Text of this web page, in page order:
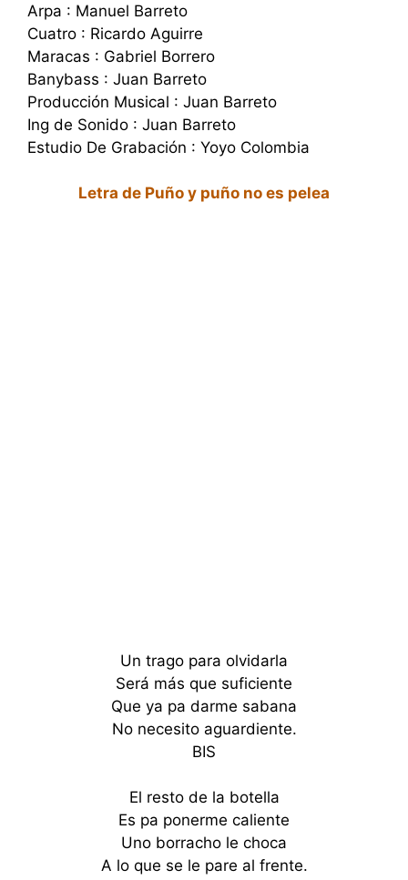
Arpa : Manuel Barreto
Cuatro : Ricardo Aguirre
Maracas : Gabriel Borrero
Banybass : Juan Barreto
Producción Musical : Juan Barreto
Ing de Sonido : Juan Barreto
Estudio De Grabación : Yoyo Colombia
Letra de Puño y puño no es pelea
Un trago para olvidarla
Será más que suficiente
Que ya pa darme sabana
No necesito aguardiente.
BIS
El resto de la botella
Es pa ponerme caliente
Uno borracho le choca
A lo que se le pare al frente.